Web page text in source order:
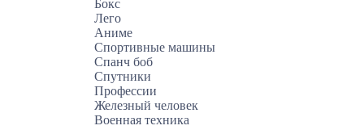
Бокс
Лего
Аниме
Спортивные машины
Спанч боб
Спутники
Профессии
Железный человек
Военная техника